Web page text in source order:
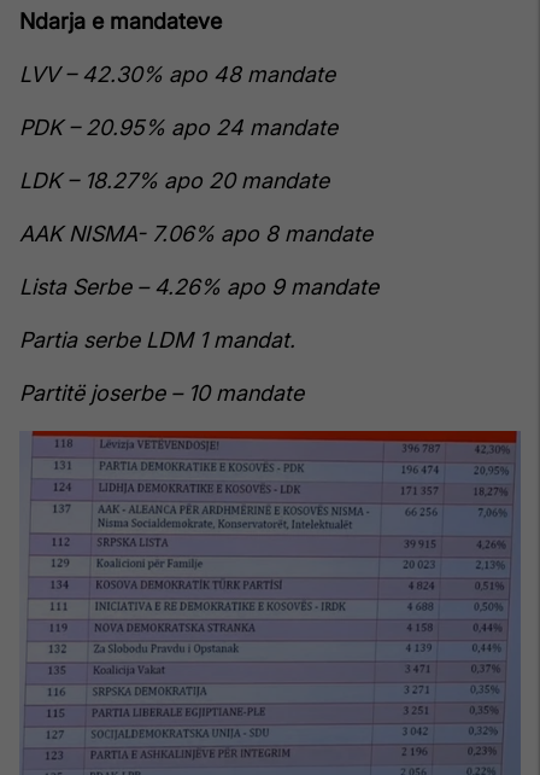
Ndarja e mandateve
LVV – 42.30% apo 48 mandate
PDK – 20.95% apo 24 mandate
LDK – 18.27% apo 20 mandate
AAK NISMA- 7.06% apo 8 mandate
Lista Serbe – 4.26% apo 9 mandate
Partia serbe LDM 1 mandat.
Partitë joserbe – 10 mandate